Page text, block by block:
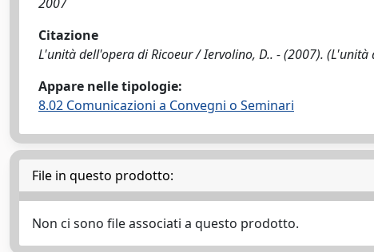
Citazione
L'unità dell'opera di Ricoeur / Iervolino, D.. - (2007).
Appare nelle tipologie:
8.02 Comunicazioni a Convegni o Seminari
File in questo prodotto:
Non ci sono file associati a questo prodotto.